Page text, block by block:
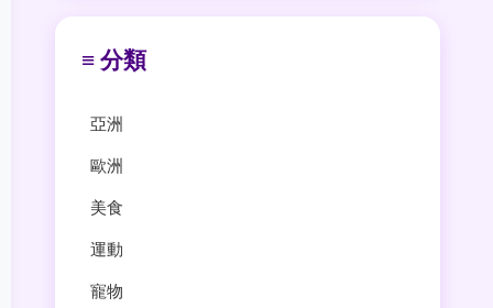
≡ 分類
亞洲
歐洲
美食
運動
寵物